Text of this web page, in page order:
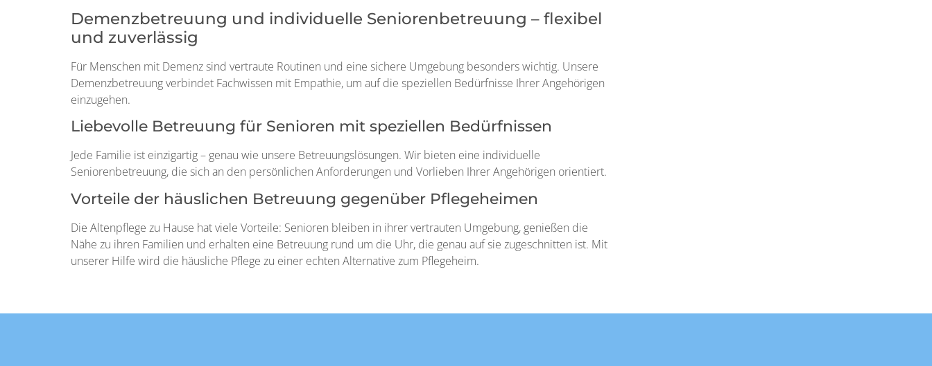
Demenzbetreuung und individuelle Seniorenbetreuung – flexibel
und zuverlässig
Für Menschen mit Demenz sind vertraute Routinen und eine sichere Umgebung besonders wichtig. Unsere
Demenzbetreuung verbindet Fachwissen mit Empathie, um auf die speziellen Bedürfnisse Ihrer Angehörigen
einzugehen.
Liebevolle Betreuung für Senioren mit speziellen Bedürfnissen
Jede Familie ist einzigartig – genau wie unsere Betreuungslösungen. Wir bieten eine individuelle
Seniorenbetreuung, die sich an den persönlichen Anforderungen und Vorlieben Ihrer Angehörigen orientiert.
Vorteile der häuslichen Betreuung gegenüber Pflegeheimen
Die Altenpflege zu Hause hat viele Vorteile: Senioren bleiben in ihrer vertrauten Umgebung, genießen die
Nähe zu ihren Familien und erhalten eine Betreuung rund um die Uhr, die genau auf sie zugeschnitten ist. Mit
unserer Hilfe wird die häusliche Pflege zu einer echten Alternative zum Pflegeheim.